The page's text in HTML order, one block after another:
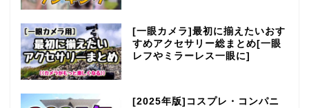
[一眼カメラ]最初に揃えたいおす
すめアクセサリー総まとめ[一眼
レフやミラーレス一眼に]
[2025年版]コスプレ・コンパニ